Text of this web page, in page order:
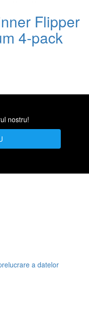
Flipper
4-pack
nostru!
a datelor